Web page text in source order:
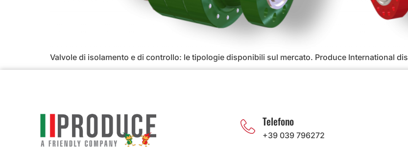
Valvole di isolamento e di controllo: le tipologie disponibili sul mercato. Produce International
Telefono
+39 039 796272